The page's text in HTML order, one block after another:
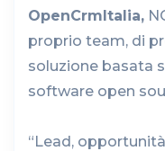
OpenCrmItalia,
proprio team, di
soluzione basata
software open
“Lead,